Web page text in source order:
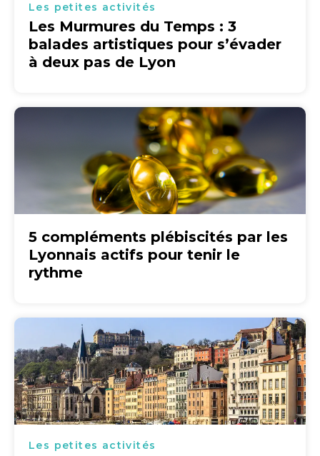
Les petites activités
Les Murmures du Temps : 3
balades artistiques pour s’évader
à deux pas de Lyon
5 compléments plébiscités par les
Lyonnais actifs pour tenir le
rythme
Les petites activités